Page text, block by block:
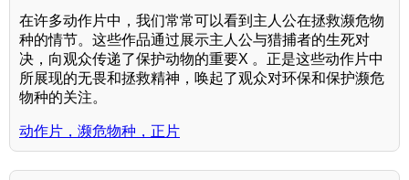
在许多动作片中，我们常常可以看到主人公在拯救濒危物
种的情节。这些作品通过展示主人公与猎捕者的生死对
决，向观众传递了保护动物的重要X 。正是这些动作片中
所展现的无畏和拯救精神，唤起了观众对环保和保护濒危
物种的关注。
动作片，濒危物种，正片